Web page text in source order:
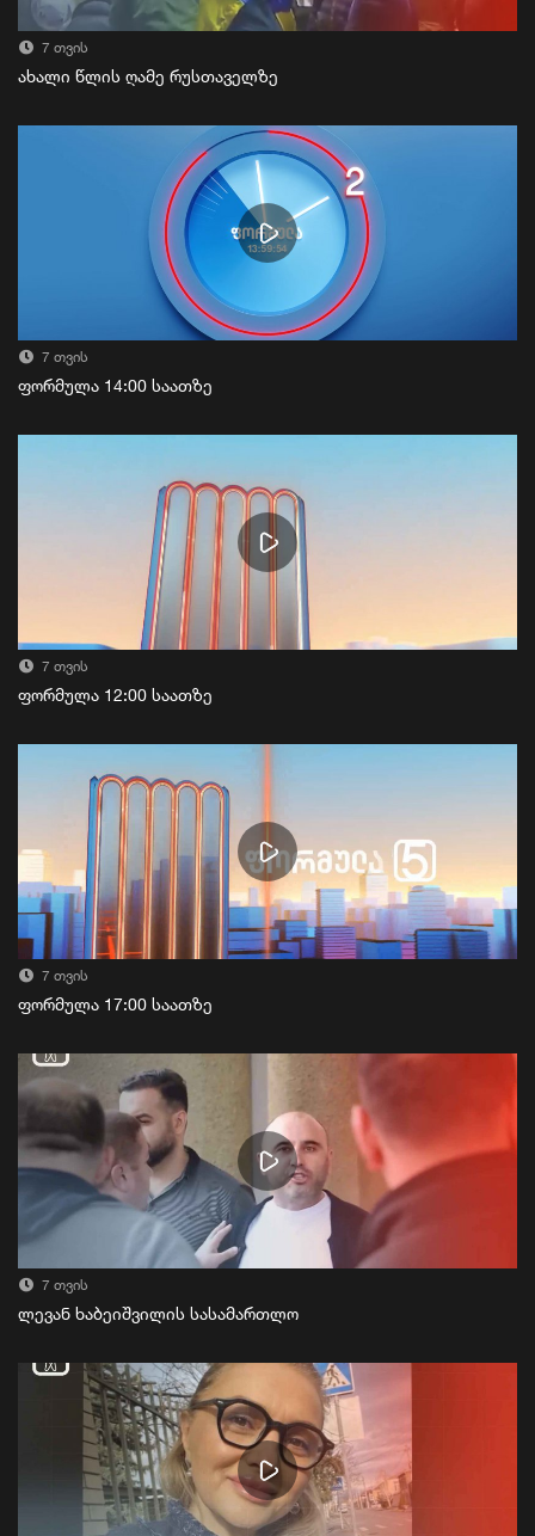
7 თვის
ახალი წლის ღამე რუსთაველზე
7 თვის
ფორმულა 14:00 საათზე
7 თვის
ფორმულა 12:00 საათზე
7 თვის
ფორმულა 17:00 საათზე
7 თვის
ლევან ხაბეიშვილის სასამართლო